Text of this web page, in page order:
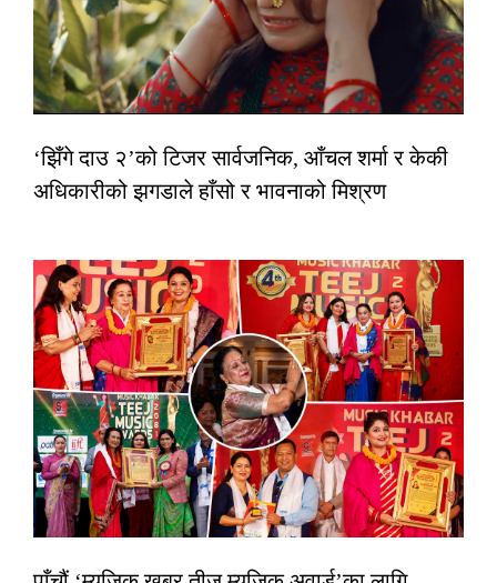
‘झिँगे दाउ २’को टिजर सार्वजनिक, आँचल शर्मा र केकी
अधिकारीको झगडाले हाँसो र भावनाको मिश्रण